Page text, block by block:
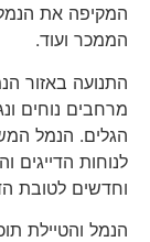
המקיפה את הנמל,
הממכר ועוד.
התנועה באזור
מרחבים נוחים
הגלים. הנמל
לנוחות הדייגים
וחדשים לטובת
הנמל והטיילת